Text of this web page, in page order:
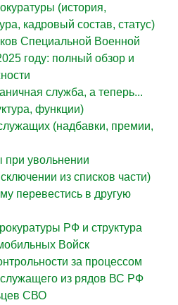
(история,
кадровый состав, статус)
Специальной Военной
году: полный обзор и
служба, а теперь...
функции)
(надбавки, премии,
увольнении
из списков части)
перевестись в другую
РФ и структура
Войск
за процессом
из рядов ВС РФ
СВО